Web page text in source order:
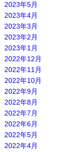
2023年5月
2023年4月
2023年3月
2023年2月
2023年1月
2022年12月
2022年11月
2022年10月
2022年9月
2022年8月
2022年7月
2022年6月
2022年5月
2022年4月